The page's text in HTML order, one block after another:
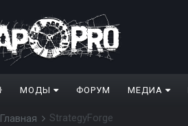
МОДЫ ФОРУМ МЕДИА
Главная StrategyForge